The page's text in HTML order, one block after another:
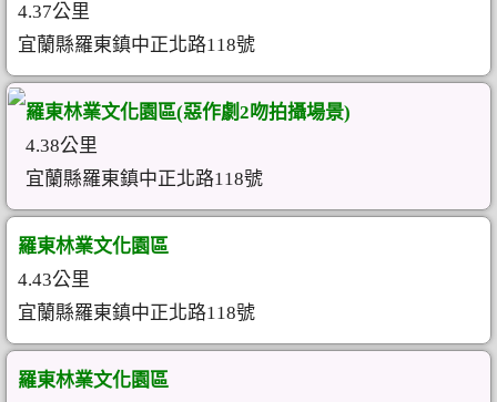
4.37公里
宜蘭縣羅東鎮中正北路118號
羅東林業文化園區(惡作劇2吻拍攝場景)
4.38公里
宜蘭縣羅東鎮中正北路118號
羅東林業文化園區
4.43公里
宜蘭縣羅東鎮中正北路118號
羅東林業文化園區